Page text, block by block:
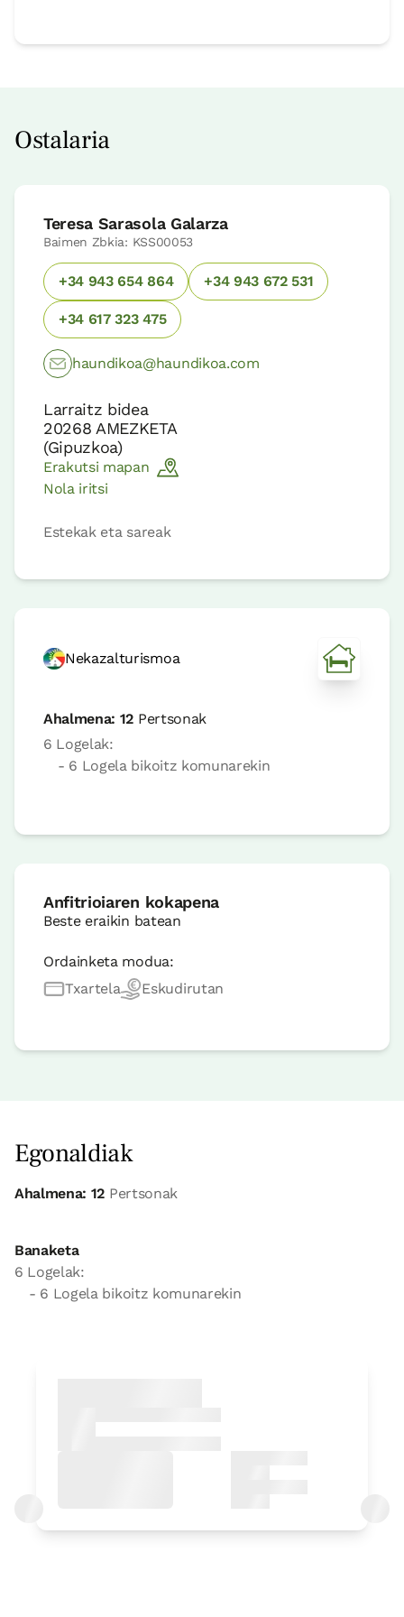
Ostalaria
Teresa Sarasola Galarza
Baimen Zbkia: KSS00053
+34 943 654 864 +34 943 672 531
+34 617 323 475
haundikoa@haundikoa.com
Larraitz bidea
20268 AMEZKETA
(Gipuzkoa)
Erakutsi mapan
Nola iritsi
Estekak eta sareak
Nekazalturismoa
Ahalmena: 12 Pertsonak
6 Logelak:
- 6 Logela bikoitz komunarekin
Anfitrioiaren kokapena
Beste eraikin batean
Ordainketa modua:
Txartela
Eskudirutan
Egonaldiak
Ahalmena: 12 Pertsonak
Banaketa
6 Logelak:
- 6 Logela bikoitz komunarekin